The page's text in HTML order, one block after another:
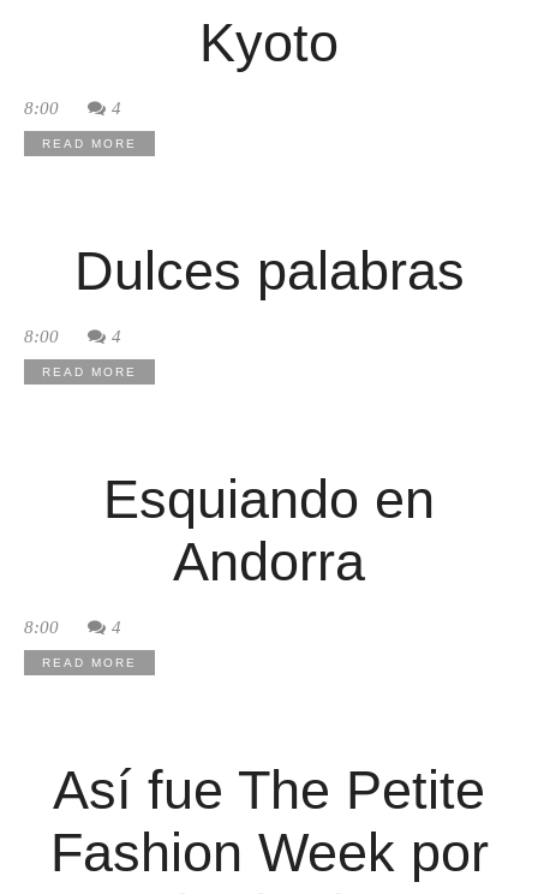
Kyoto
8:00 4
READ MORE
Dulces palabras
8:00 4
READ MORE
Esquiando en
Andorra
8:00 4
READ MORE
Así fue The Petite
Fashion Week por